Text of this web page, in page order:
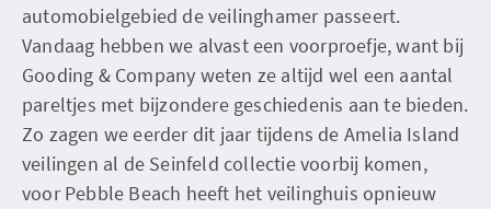
automobielgebied de veilinghamer passeert.
Vandaag hebben we alvast een voorproefje, want bij
Gooding & Company weten ze altijd wel een aantal
pareltjes met bijzondere geschiedenis aan te bieden.
Zo zagen we eerder dit jaar tijdens de Amelia Island
veilingen al de Seinfeld collectie voorbij komen,
voor Pebble Beach heeft het veilinghuis opnieuw